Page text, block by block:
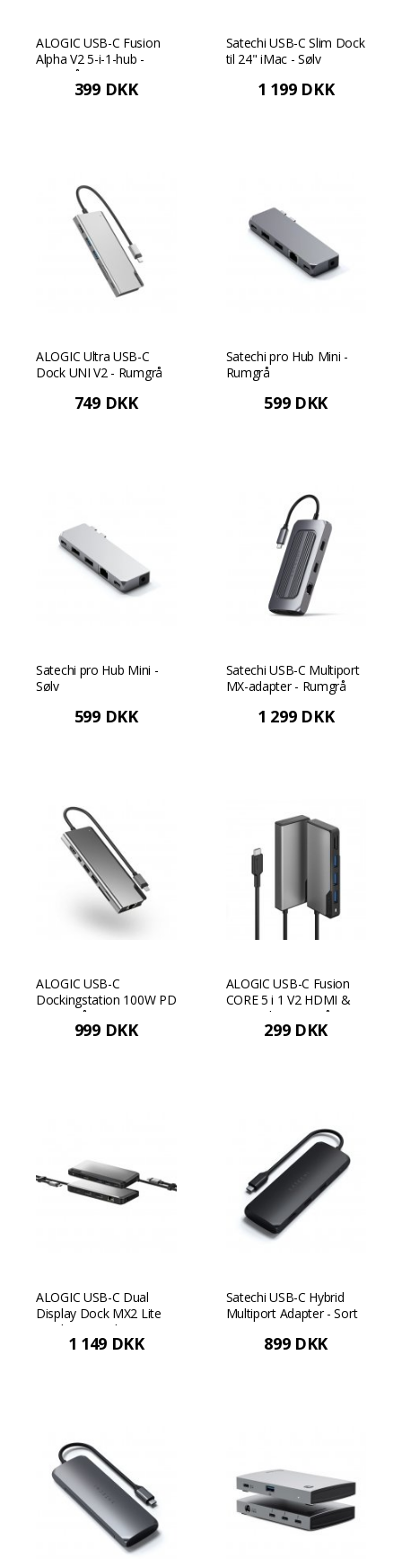
ALOGIC USB-C Fusion
Alpha V2 5-i-1-hub -
Rumgrå
399 DKK
Satechi USB-C Slim Dock
til 24" iMac - Sølv
1 199 DKK
ALOGIC Ultra USB-C
Dock UNI V2 - Rumgrå
749 DKK
Satechi pro Hub Mini -
Rumgrå
599 DKK
Satechi pro Hub Mini -
Sølv
599 DKK
Satechi USB-C Multiport
MX-adapter - Rumgrå
1 299 DKK
ALOGIC USB-C
Dockingstation 100W PD
- Rumgrå
999 DKK
ALOGIC USB-C Fusion
CORE 5 i 1 V2 HDMI &
USB Hub - Rumgrå
299 DKK
ALOGIC USB-C Dual
Display Dock MX2 Lite
DisplayPort Edition -
Rumgrå1 149 DKK
Satechi USB-C Hybrid
Multiport Adapter - Sort
899 DKK